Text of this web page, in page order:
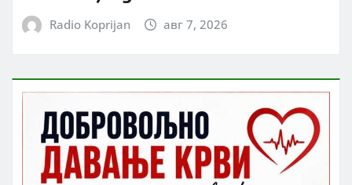
Radio Koprijan авг 7, 2026